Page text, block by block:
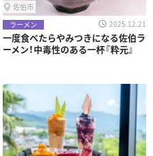
佐伯市
ラーメン
2025.12.21
一度食べたらやみつきになる佐伯ラ
ーメン！中毒性のある一杯『粋元』